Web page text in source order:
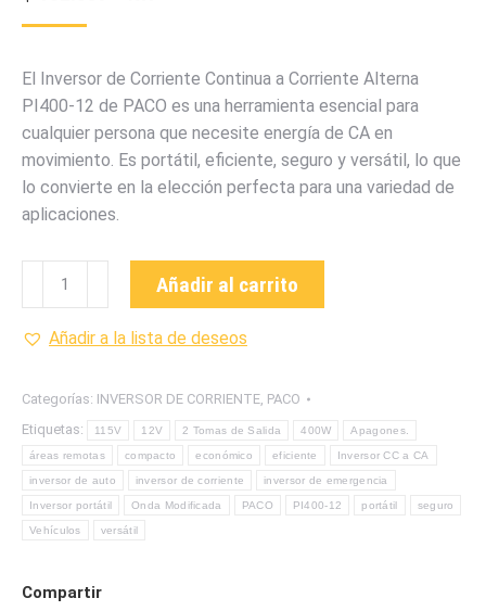
El Inversor de Corriente Continua a Corriente Alterna
PI400-12 de PACO es una herramienta esencial para
cualquier persona que necesite energía de CA en
movimiento. Es portátil, eficiente, seguro y versátil, lo que
lo convierte en la elección perfecta para una variedad de
aplicaciones.
PI400-
Inversor
continua
a
corriente
alterna
3.48
Añadir al carrito
Añadir a la lista de deseos
Categorías: INVERSOR DE CORRIENTE, PACO
Etiquetas:
115V 12V 2 Tomas de Salida 400W Apagones.
áreas remotas compacto económico eficiente Inversor CC a CA
inversor de auto inversor de corriente inversor de emergencia
Inversor portátil Onda Modificada PACO PI400-12 portátil seguro
Vehículos versátil
Compartir